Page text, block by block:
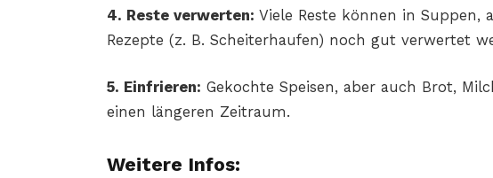
4. Reste verwerten: Viele Reste können in Suppen,
Rezepte (z. B. Scheiterhaufen) noch gut verwertet
5. Einfrieren: Gekochte Speisen, aber auch Brot,
einen längeren Zeitraum.
Weitere Infos: